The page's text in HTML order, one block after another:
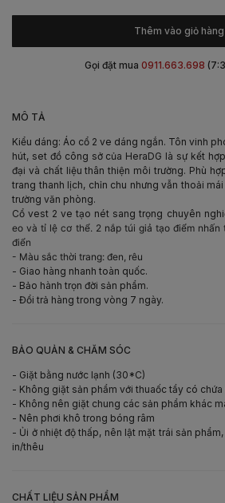
MÔ TẢ
Kiểu dáng: Áo cổ 2 ve dáng ngắn. Tôn vinh
hút, set đồ công sở của HeraDG là sự kết
đại và chất liệu thân thiện môi trường. Phù
trang thanh lịch, chỉn chu nhưng vẫn thoải
trường văn phòng.
Cổ vest 2 ve tạo nét sang trọng chuyên
eo và tỉ lệ cơ thể. 2 nắp túi giả tạo điểm
điển
- Màu sắc thời trang: đen, rêu
- Giao hàng nhanh toàn quốc.
- Bảo hành trọn đời sản phẩm.
- Đổi trả hàng trong vòng 7 ngày.
BẢO QUẢN & CHĂM SÓC
- Giặt bằng nước lạnh (30*C)
- Không giặt sản phẩm với thuaốc tẩy có chứa
- Không nên giặt chung các sản phẩm khác
- Nên phơi khô trong bóng râm
- Ủi ở nhiệt độ thấp, nên lật mặt trái sản
in/thêu
CHẤT LIỆU SẢN PHẨM
Thêm vào giỏ hàng
Gọi đặt mua 0911.663.698